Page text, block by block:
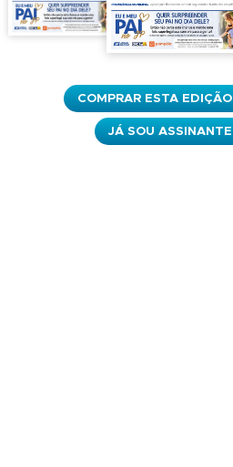
COMPRAR ESTA EDIÇÃO
JÁ SOU ASSINANTE